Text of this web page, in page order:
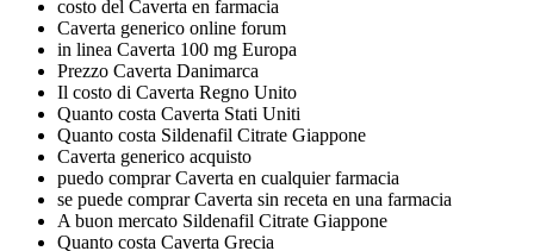
costo del Caverta en farmacia
Caverta generico online forum
in linea Caverta 100 mg Europa
Prezzo Caverta Danimarca
Il costo di Caverta Regno Unito
Quanto costa Caverta Stati Uniti
Quanto costa Sildenafil Citrate Giappone
Caverta generico acquisto
puedo comprar Caverta en cualquier farmacia
se puede comprar Caverta sin receta en una farmacia
A buon mercato Sildenafil Citrate Giappone
Quanto costa Caverta Grecia